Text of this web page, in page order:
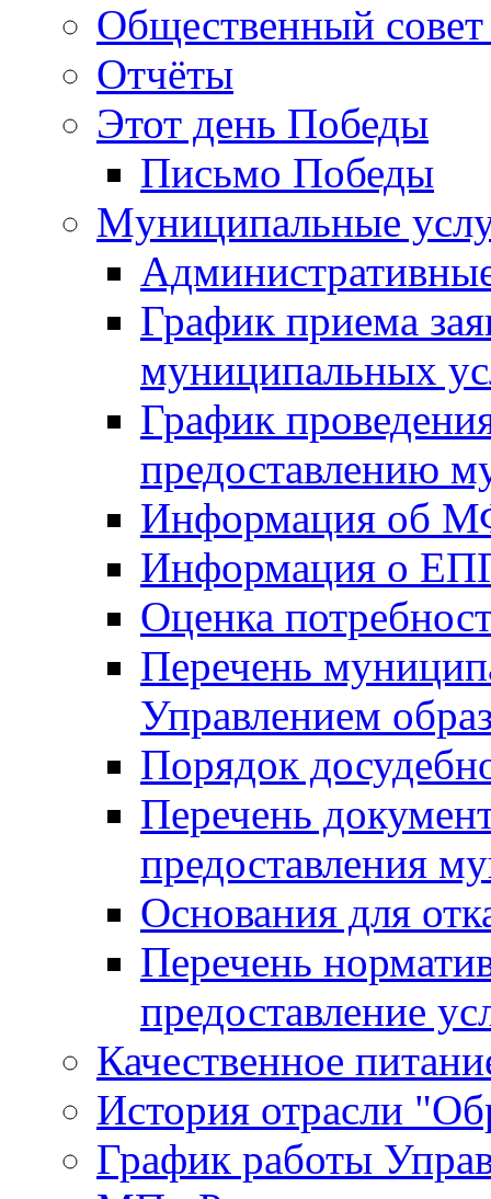
Общественный
Отчёты
Этот день Победы
Письмо Победы
Mуниципальные
График приема
муниципальных
График
предоставлению
Информация об
Информация о
Оценка
Перечень
Управлением
Порядок
Перечень
предоставления
Основания для
Перечень
предоставление
Качественное
История отрасли
График работы